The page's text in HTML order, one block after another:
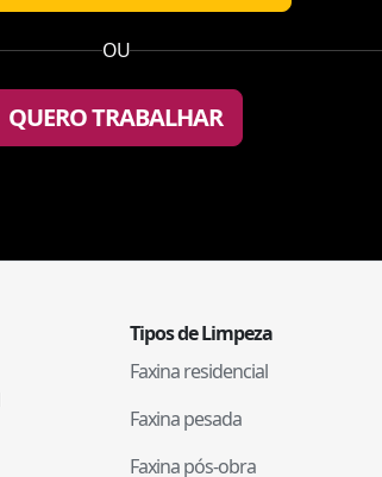
OU
QUERO TRABALHAR
Tipos de Limpeza
Faxina residencial
Faxina pesada
Faxina pós-obra